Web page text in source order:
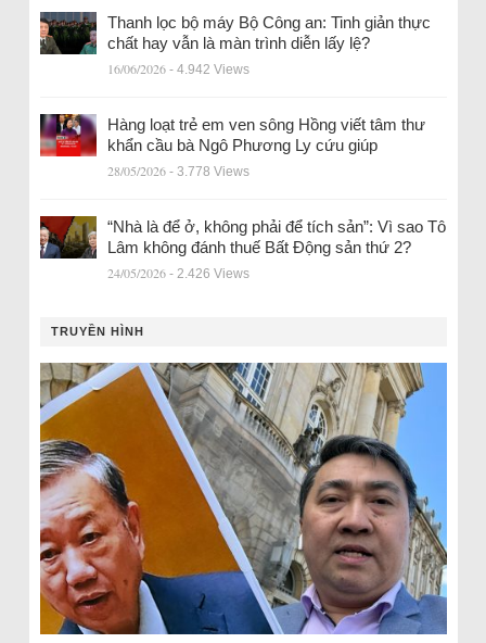
Thanh lọc bộ máy Bộ Công an: Tinh giản thực
chất hay vẫn là màn trình diễn lấy lệ?
16/06/2026 - 4.942 Views
Hàng loạt trẻ em ven sông Hồng viết tâm thư
khẩn cầu bà Ngô Phương Ly cứu giúp
28/05/2026 - 3.778 Views
“Nhà là để ở, không phải để tích sản”: Vì sao Tô
Lâm không đánh thuế Bất Động sản thứ 2?
24/05/2026 - 2.426 Views
TRUYỀN HÌNH